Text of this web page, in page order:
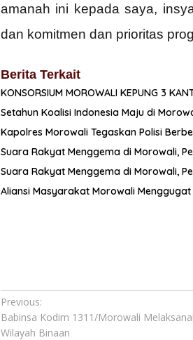
amanah ini kepada saya,
dan komitmen dan prioritas
Berita Terkait
KONSORSIUM MOROWALI KEPUNG 3
Setahun Koalisi Indonesia Maju di
Kapolres Morowali Tegaskan Polisi
Suara Rakyat Menggema di Morowali,
Suara Rakyat Menggema di Morowali,
Aliansi Masyarakat Morowali
Navigasi
pos
Previous:
Babinsa Kodim 1311/Morowali
Wilayah Binaan